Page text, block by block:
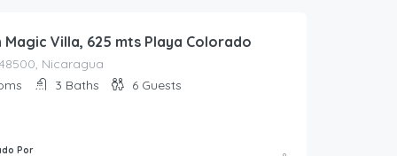
Magic Villa, 625 mts Playa Colorado
Nicaragua
3 Baths 6 Guests
Por